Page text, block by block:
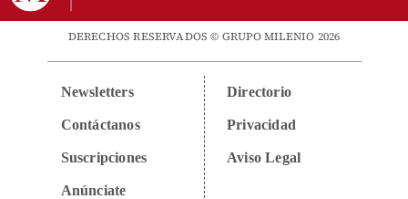
DERECHOS RESERVADOS © GRUPO MILENIO 2026
Newsletters
Contáctanos
Suscripciones
Anúnciate
Directorio
Privacidad
Aviso Legal